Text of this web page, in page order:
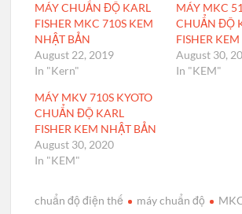
MÁY CHUẨN ĐỘ KARL
FISHER MKC 710S KEM
NHẬT BẢN
August 22, 2019
In "Kern"
MÁY MKC
CHUẨN ĐỘ
FISHER KEM
August 30,
In "KEM"
MÁY MKV 710S KYOTO
CHUẨN ĐỘ KARL
FISHER KEM NHẬT BẢN
August 30, 2020
In "KEM"
chuẩn độ điện thế máy chuẩn độ